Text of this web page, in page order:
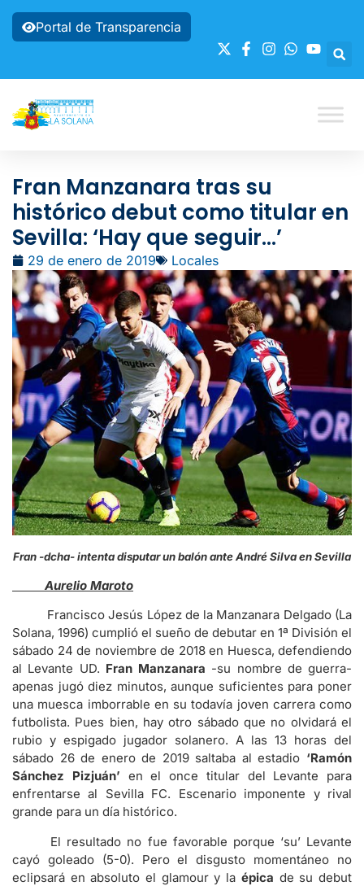
Portal de Transparencia
Fran Manzanara tras su
histórico debut como titular en
Sevilla: ‘Hay que seguir…’
29 de enero de 2019 Locales
Fran -dcha- intenta disputar un balón ante André Silva en Sevilla
Aurelio Maroto
Francisco Jesús López de la Manzanara Delgado (La
Solana, 1996) cumplió el sueño de debutar en 1ª División el
sábado 24 de noviembre de 2018 en Huesca, defendiendo
al Levante UD. Fran Manzanara -su nombre de guerra-
apenas jugó diez minutos, aunque suficientes para poner
una muesca imborrable en su todavía joven carrera como
futbolista. Pues bien, hay otro sábado que no olvidará el
rubio y espigado jugador solanero. A las 13 horas del
sábado 26 de enero de 2019 saltaba al estadio ‘Ramón
Sánchez Pizjuán’ en el once titular del Levante para
enfrentarse al Sevilla FC. Escenario imponente y rival
grande para un día histórico.
El resultado no fue favorable porque ‘su’ Levante
cayó goleado (5-0). Pero el disgusto momentáneo no
eclipsará en absoluto el glamour y la épica de su debut